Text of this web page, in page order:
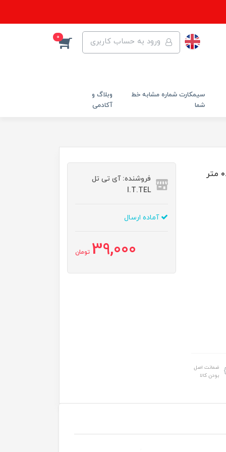
ورود به حساب کاربری 0
سیمکارت شماره مشابه خط
شما
وبلاگ و
آکادمی
ضمانت اصل
بودن کالا
فروشنده: آی تی تل
I.T.TEL
آماده ارسال
39,000 تومان